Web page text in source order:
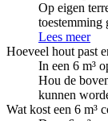
Op eigen
Lees meer
Hoeveel hout past
In een 6 m³
Hou de
kunnen
Wat kost een 6 m³